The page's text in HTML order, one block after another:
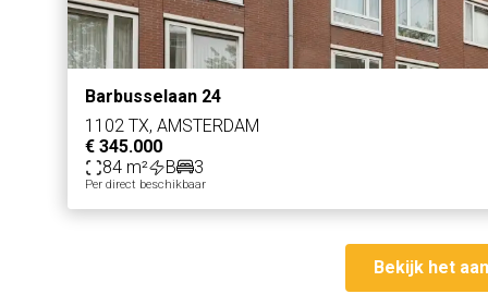
Barbusselaan 24
1102 TX, AMSTERDAM
€ 345.000
84 m²
B 3
Per direct beschikbaar
Bekijk het